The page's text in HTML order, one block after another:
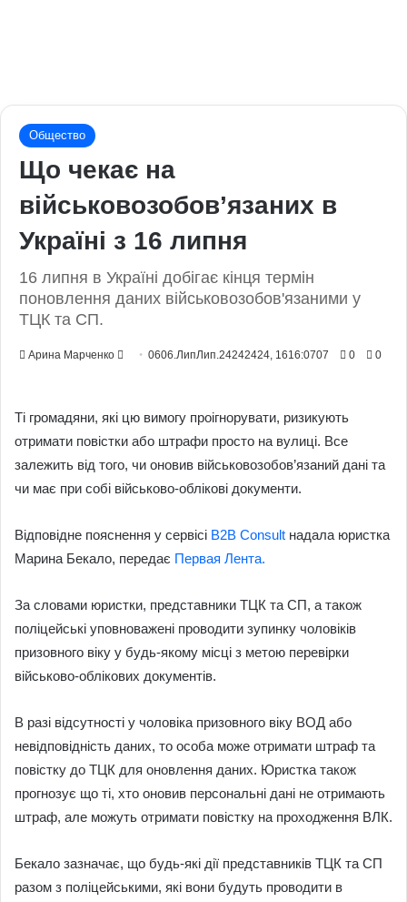
Общество
Що чекає на
військовозобов’язаних в
Україні з 16 липня
16 липня в Україні добігає кінця термін
поновлення даних військовозобов'язаними у
ТЦК та СП.
Арина Марченко
Send0606.ЛипЛип.24242424, 1616:0707 0 0
Ті громадяни, які цю вимогу проігнорувати, ризикують
отримати повістки або штрафи просто на вулиці. Все
залежить від того, чи оновив військовозобов’язаний дані та
чи має при собі військово-облікові документи.
Відповідне пояснення у сервісі В2В Consult надала юристка
Марина Бекало, передає Первая Лента.
За словами юристки, представники ТЦК та СП, а також
поліцейські уповноважені проводити зупинку чоловіків
призовного віку у будь-якому місці з метою перевірки
військово-облікових документів.
В разі відсутності у чоловіка призовного віку ВОД або
невідповідність даних, то особа може отримати штраф та
повістку до ТЦК для оновлення даних. Юристка також
прогнозує що ті, хто оновив персональні дані не отримають
штраф, але можуть отримати повістку на проходження ВЛК.
Бекало зазначає, що будь-які дії представників ТЦК та СП
разом з поліцейськими, які вони будуть проводити в